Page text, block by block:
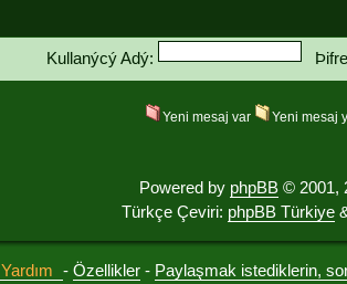
Kullanýcý Adý:
Yeni mesaj var Yeni mesaj
Powered by phpBB © 2001,
Türkçe Çeviri: phpBB Türkiye
Yardım - Özellikler - Paylaşmak istediklerin,